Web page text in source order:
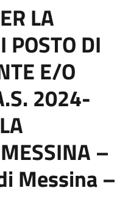
LA
POSTO DI
E/O
2024-
–
Messina –